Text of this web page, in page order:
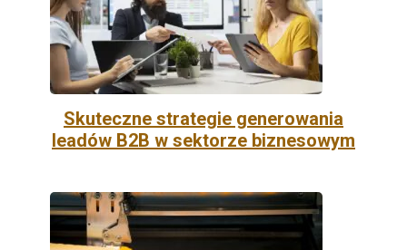
Skuteczne strategie generowania
leadów B2B w sektorze biznesowym